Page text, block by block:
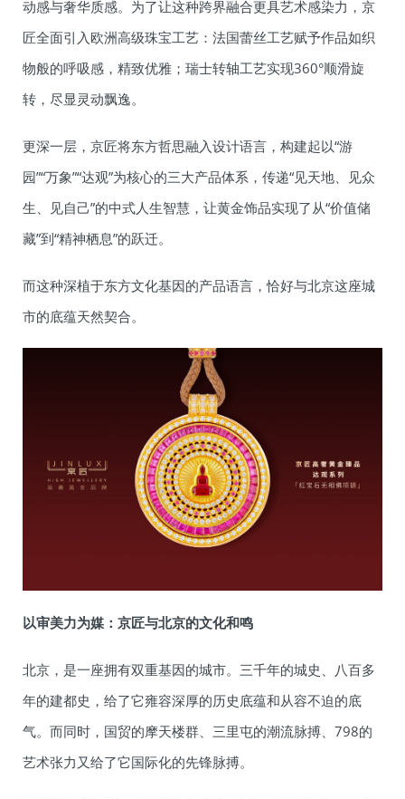
动感与奢华质感。为了让这种跨界融合更具艺术感染力，京
匠全面引入欧洲高级珠宝工艺：法国蕾丝工艺赋予作品如织
物般的呼吸感，精致优雅；瑞士转轴工艺实现360°顺滑旋
转，尽显灵动飘逸。
更深一层，京匠将东方哲思融入设计语言，构建起以“游
园”“万象”“达观”为核心的三大产品体系，传递“见天地、见众
生、见自己”的中式人生智慧，让黄金饰品实现了从“价值储
藏”到“精神栖息”的跃迁。
而这种深植于东方文化基因的产品语言，恰好与北京这座城
市的底蕴天然契合。
以审美力为媒：京匠与北京的文化和鸣
北京，是一座拥有双重基因的城市。三千年的城史、八百多
年的建都史，给了它雍容深厚的历史底蕴和从容不迫的底
气。而同时，国贸的摩天楼群、三里屯的潮流脉搏、798的
艺术张力又给了它国际化的先锋脉搏。